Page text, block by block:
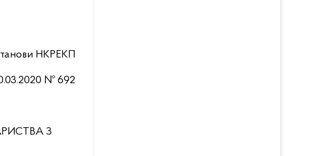
НКРЕКП
№ 692
З